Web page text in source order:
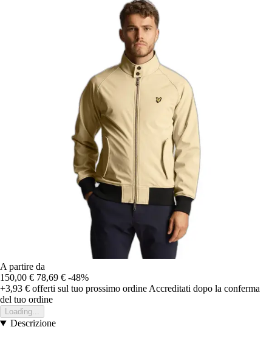
A partire da
150,00 € 78,69 € -48%
+3,93 € offerti sul tuo prossimo ordine Accreditati dopo la conferma
del tuo ordine
Loading...
Descrizione